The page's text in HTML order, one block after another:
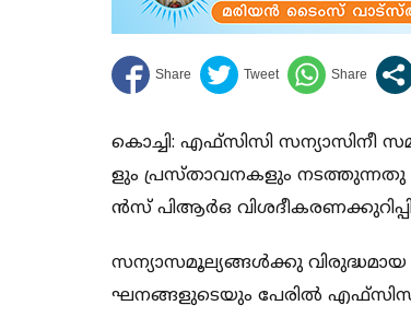
കൊ​​​​ച്ചി: എ​​​​ഫ്സി​​​​സി
ളും പ്ര​​​​സ്താ​​​​വ​​​​ന​​​​ക​​​​ളും ന​​​​ട​​​​ത്തു​​​​ന്ന​​​​തു
ൻ​​​​സ് പി​​​​ആ​​​​ർ​​​​ഒ
സ​​​​ന്യാ​​​​സമൂ​​​​ല്യ​​​​ങ്ങ​​​​ൾ​​​​ക്കു
ഘ​​​​ന​​​​ങ്ങ​​​​ളു​​​​ടെ​​​​യും പേ​​​​രി​​​​ൽ എ​​​​ഫ്സി​​​​സി